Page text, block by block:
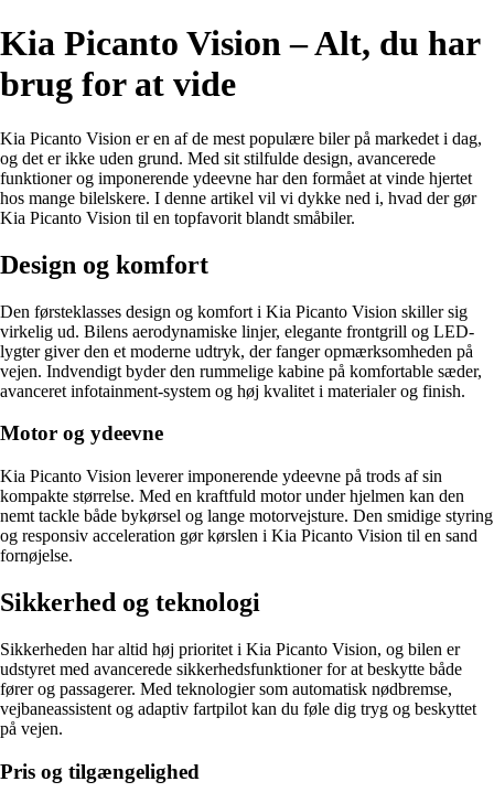
Kia Picanto Vision – Alt, du har
brug for at vide
Kia Picanto Vision er en af de mest populære biler på markedet i dag,
og det er ikke uden grund. Med sit stilfulde design, avancerede
funktioner og imponerende ydeevne har den formået at vinde hjertet
hos mange bilelskere. I denne artikel vil vi dykke ned i, hvad der gør
Kia Picanto Vision til en topfavorit blandt småbiler.
Design og komfort
Den førsteklasses design og komfort i Kia Picanto Vision skiller sig
virkelig ud. Bilens aerodynamiske linjer, elegante frontgrill og LED-
lygter giver den et moderne udtryk, der fanger opmærksomheden på
vejen. Indvendigt byder den rummelige kabine på komfortable sæder,
avanceret infotainment-system og høj kvalitet i materialer og finish.
Motor og ydeevne
Kia Picanto Vision leverer imponerende ydeevne på trods af sin
kompakte størrelse. Med en kraftfuld motor under hjelmen kan den
nemt tackle både bykørsel og lange motorvejsture. Den smidige styring
og responsiv acceleration gør kørslen i Kia Picanto Vision til en sand
fornøjelse.
Sikkerhed og teknologi
Sikkerheden har altid høj prioritet i Kia Picanto Vision, og bilen er
udstyret med avancerede sikkerhedsfunktioner for at beskytte både
fører og passagerer. Med teknologier som automatisk nødbremse,
vejbaneassistent og adaptiv fartpilot kan du føle dig tryg og beskyttet
på vejen.
Pris og tilgængelighed